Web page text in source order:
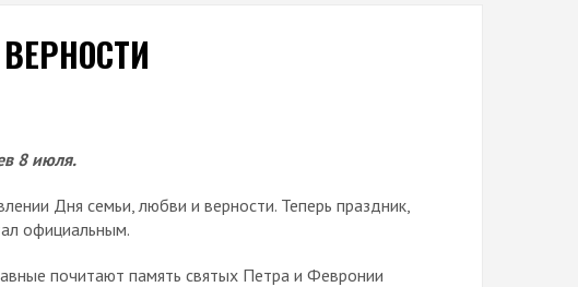
8 июля.
Дня семьи, любви и верности. Теперь праздник,
официальным.
почитают память святых Петра и Февронии